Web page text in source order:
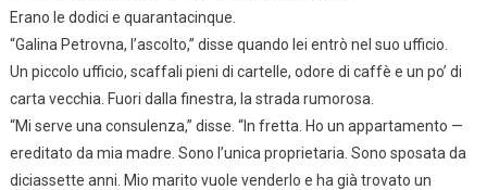
Erano le dodici e quarantacinque.
“Galina Petrovna, l’ascolto,” disse quando lei entrò nel suo ufficio.
Un piccolo ufficio, scaffali pieni di cartelle, odore di caffè e un po’ di
carta vecchia. Fuori dalla finestra, la strada rumorosa.
“Mi serve una consulenza,” disse. “In fretta. Ho un appartamento —
ereditato da mia madre. Sono l’unica proprietaria. Sono sposata da
diciassette anni. Mio marito vuole venderlo e ha già trovato un